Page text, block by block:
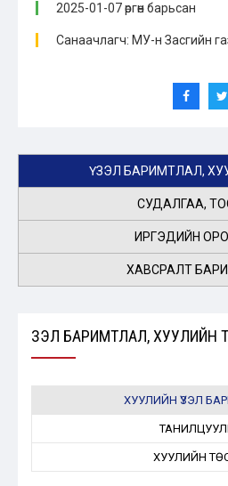
2025-01-07 өргөн барьсан
Санаачлагч: МУ-н Засгийн
ҮЗЭЛ БАРИМТЛАЛ,
СУДАЛГАА,
ИРГЭДИЙН
ХАВСРАЛТ
ҮЗЭЛ БАРИМТЛАЛ, ХУУЛИЙН
ХУУЛИЙН ҮЗЭЛ
ХУУЛИЙН